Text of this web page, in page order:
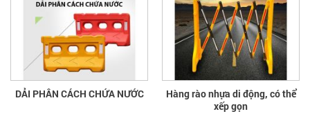
DẢI PHÂN CÁCH CHỨA NƯỚC
Hàng rào nhựa di động, có thể
xếp gọn